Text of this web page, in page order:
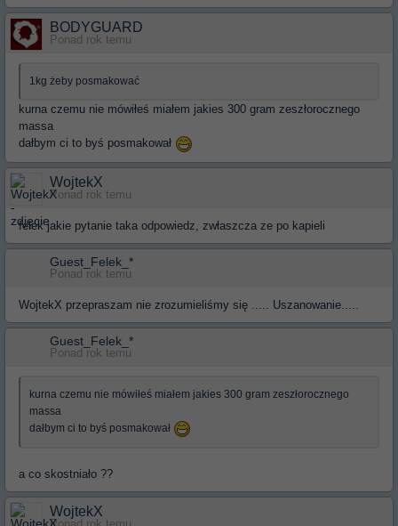
BODYGUARD
Ponad rok temu
1kg żeby posmakować
kurna czemu nie mówiłeś miałem jakies 300 gram zeszłorocznego
massa
dałbym ci to byś posmakował
WojtekX
Ponad rok temu
felek jakie pytanie taka odpowiedz, zwłaszcza ze po kapieli
Guest_Felek_*
Ponad rok temu
WojtekX przepraszam nie zrozumieliśmy się ..... Uszanowanie.....
Guest_Felek_*
Ponad rok temu
kurna czemu nie mówiłeś miałem jakies 300 gram zeszłorocznego
massa
dałbym ci to byś posmakował
a co skostniało ??
WojtekX